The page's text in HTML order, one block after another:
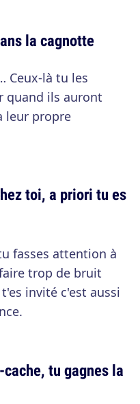
la cagnotte
Ceux-là tu les
quand ils auront
leur propre
toi, a priori tu es
fasses attention à
trop de bruit
invité c'est aussi
tu gagnes la